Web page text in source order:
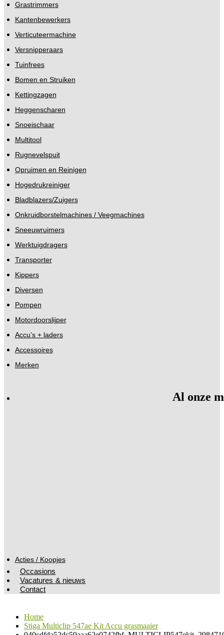
Grastrimmers
Kantenbewerkers
Verticuteermachine
Versnipperaars
Tuinfrees
Bomen en Struiken
Kettingzagen
Heggenscharen
Snoeischaar
Multitool
Rugnevelspuit
Opruimen en Reinigen
Hogedrukreiniger
Bladblazers/Zuigers
Onkruidborstelmachines / Veegmachines
Sneeuwruimers
Werktuigdragers
Transporter
Kippers
Diversen
Pompen
Motordoorslijper
Accu’s + laders
Accessoires
Merken
Al onze
Acties / Koopjes
Occasions
Vacatures & nieuws
Contact
Home
Stiga Multiclip 547ae Kit Accu grasmaaier